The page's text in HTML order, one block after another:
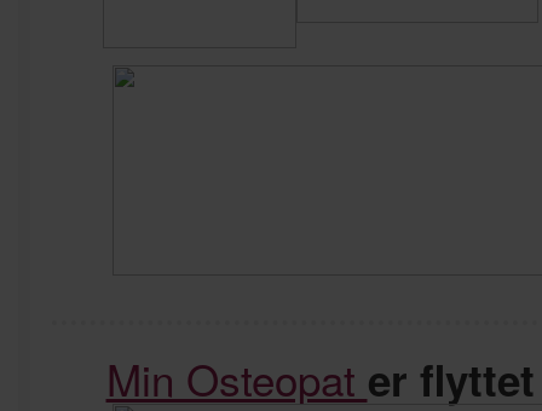
Min Osteopat er